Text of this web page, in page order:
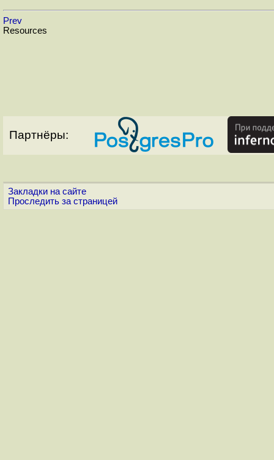
Prev
Resources
Партнёры:
Закладки на сайте
Проследить за страницей